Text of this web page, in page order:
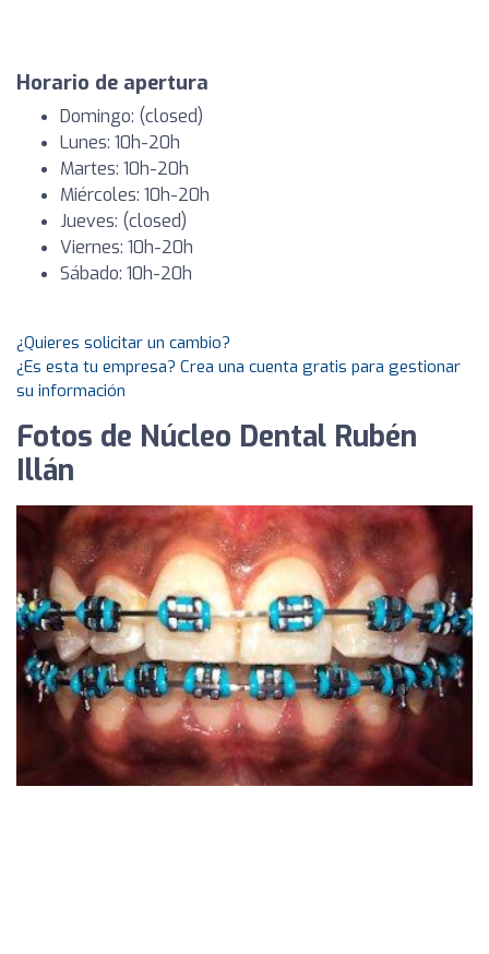
Horario de apertura
Domingo: (closed)
Lunes: 10h-20h
Martes: 10h-20h
Miércoles: 10h-20h
Jueves: (closed)
Viernes: 10h-20h
Sábado: 10h-20h
¿Quieres solicitar un cambio?
¿Es esta tu empresa? Crea una cuenta gratis para gestionar
su información
Fotos de Núcleo Dental Rubén
Illán